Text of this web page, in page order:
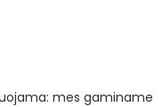
mes gaminame